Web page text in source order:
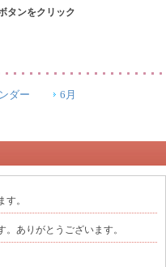
タンをクリック
ダー
6月
。
ありがとうございます。